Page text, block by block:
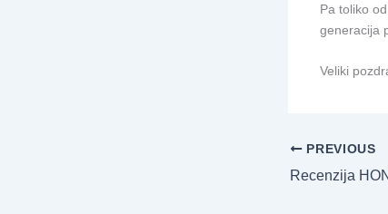
Pa toliko
generacija
Veliki
PREVIOUS
Recenzija